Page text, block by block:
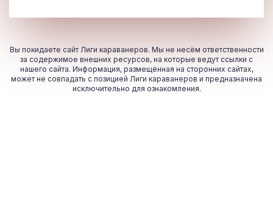
Вы покидаете сайт Лиги караванеров. Мы не несём ответственности
за содержимое внешних ресурсов, на которые ведут ссылки с
нашего сайта. Информация, размещённая на сторонних сайтах,
может не совпадать с позицией Лиги караванеров и предназначена
исключительно для ознакомления.